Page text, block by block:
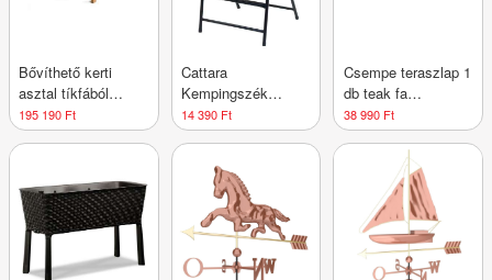
Bővíthető kerti
asztal tíkfából
Garth, 170 - 230 cm
195 190 Ft
Cattara
Kempingszék
összecsukható
TERST fekete
14 390 Ft
Csempe teraszlap 1
db teak fa
padlópanel 1m²
30x30x2 cm
38 990 Ft